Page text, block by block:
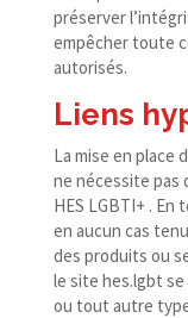
préserver
empêcher toute
autorisés.
Liens
La mise en place
ne nécessite pas
HES LGBTI+ . En
en aucun cas
des produits ou
le site hes​.lgbt
ou tout autre